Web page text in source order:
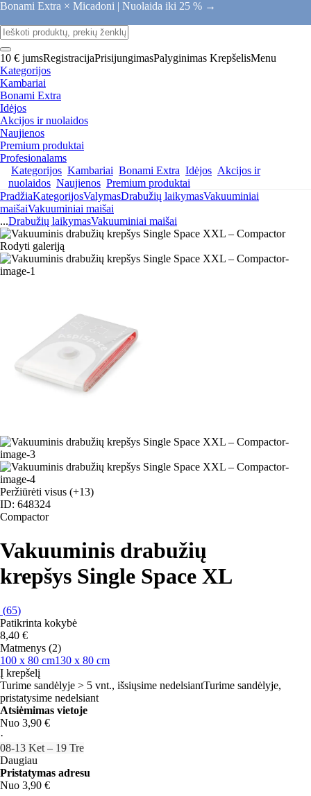
Bonami Extra × Micadoni | Nuolaida iki 25 % →
10 € jumsRegistracijaPrisijungimasPalyginimas KrepšelisMenu
Kategorijos
Kambariai
Bonami Extra
Idėjos
Akcijos ir nuolaidos
Naujienos
Premium produktai
Profesionalams
Kategorijos Kambariai Bonami Extra Idėjos Akcijos ir
nuolaidos Naujienos Premium produktai
PradžiaKategorijosValymasDrabužių laikymasVakuuminiai
maišaiVakuuminiai maišai
...Drabužių laikymasVakuuminiai maišai
Rodyti galeriją
Peržiūrėti visus (+13)
ID: 648324
Compactor
Vakuuminis drabužių
krepšys Single Space XL
(65)
Patikrinta kokybė
8,40 €
Matmenys (2)
100 x 80 cm130 x 80 cm
Į krepšelį
Turime sandėlyje > 5 vnt., išsiųsime nedelsiantTurime sandėlyje,
pristatysime nedelsiant
Atsiėmimas vietoje
Nuo 3,90 €
·
08‑13 Ket – 19 Tre
Daugiau
Pristatymas adresu
Nuo 3,90 €